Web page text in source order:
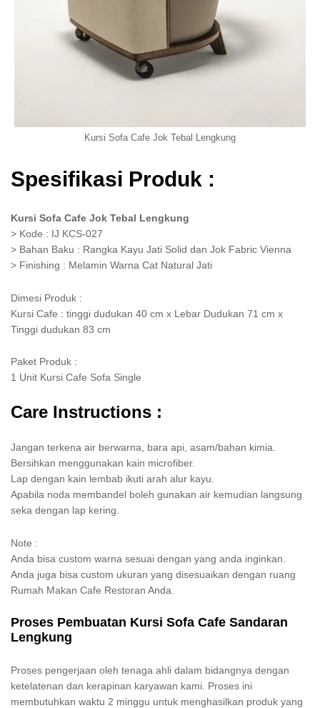
Kursi Sofa Cafe Jok Tebal Lengkung
Spesifikasi Produk :
Kursi Sofa Cafe Jok Tebal Lengkung
> Kode : IJ KCS-027
> Bahan Baku : Rangka Kayu Jati Solid dan Jok Fabric Vienna
> Finishing : Melamin Warna Cat Natural Jati
Dimesi Produk :
Kursi Cafe : tinggi dudukan 40 cm x Lebar Dudukan 71 cm x
Tinggi dudukan 83 cm
Paket Produk :
1 Unit Kursi Cafe Sofa Single
Care Instructions :
Jangan terkena air berwarna, bara api, asam/bahan kimia.
Bersihkan menggunakan kain microfiber.
Lap dengan kain lembab ikuti arah alur kayu.
Apabila noda membandel boleh gunakan air kemudian langsung
seka dengan lap kering.
Note :
Anda bisa custom warna sesuai dengan yang anda inginkan.
Anda juga bisa custom ukuran yang disesuaikan dengan ruang
Rumah Makan Cafe Restoran Anda.
Proses Pembuatan Kursi Sofa Cafe Sandaran
Lengkung
Proses pengerjaan oleh tenaga ahli dalam bidangnya dengan
ketelatenan dan kerapinan karyawan kami. Proses ini
membutuhkan waktu 2 minggu untuk menghasilkan produk yang